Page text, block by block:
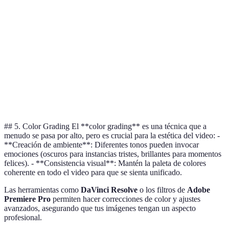
## 5. Color Grading El **color grading** es una técnica que a
menudo se pasa por alto, pero es crucial para la estética del video: -
**Creación de ambiente**: Diferentes tonos pueden invocar
emociones (oscuros para instancias tristes, brillantes para momentos
felices). - **Consistencia visual**: Mantén la paleta de colores
coherente en todo el video para que se sienta unificado.
Las herramientas como DaVinci Resolve o los filtros de Adobe
Premiere Pro permiten hacer correcciones de color y ajustes
avanzados, asegurando que tus imágenes tengan un aspecto
profesional.